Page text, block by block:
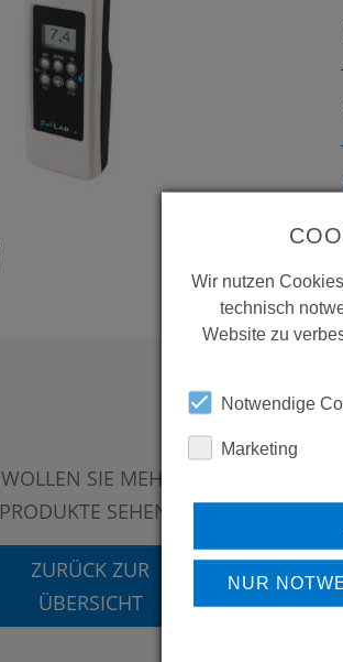
WOLLEN SIE MEHR
PRODUKTE SEHEN?
ZURÜCK ZUR
ÜBERSICHT
Wir nutzen
technisch
Website zu
Notwendige
Marketing
NUR